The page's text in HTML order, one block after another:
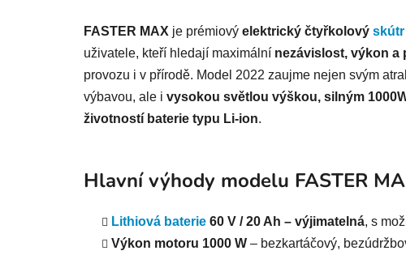
FASTER MAX je prémiový elektrický čtyřkolový skútr
uživatele, kteří hledají maximální nezávislost, výkon a
provozu i v přírodě. Model 2022 zaujme nejen svým
výbavou, ale i vysokou světlou výškou, silným
životností baterie typu Li-ion.
Hlavní výhody modelu FASTER
Lithiová baterie 60 V / 20 Ah – výjimatelná, s
Výkon motoru 1000 W – bezkartáčový,